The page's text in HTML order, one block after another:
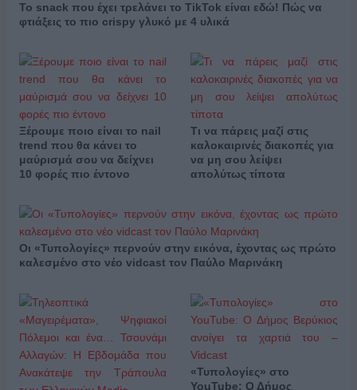
Το snack που έχει τρελάνει το TikTok είναι εδώ! Πώς να
φτιάξεις το πιο crispy γλυκό με 4 υλικά
Ξέρουμε ποιο είναι το nail
trend που θα κάνει το
μαύρισμά σου να δείχνει
10 φορές πιο έντονο
Τι να πάρεις μαζί στις
καλοκαιρινές διακοπές για
να μη σου λείψει
απολύτως τίποτα
Οι «Τυπολογίες» περνούν στην εικόνα, έχοντας ως πρώτο
καλεσμένο στο νέο vidcast τον Παύλο Μαρινάκη
«Τυπολογίες» στο
YouTube: Ο Δήμος